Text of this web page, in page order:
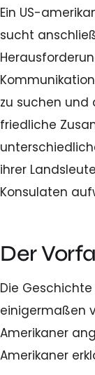
Ein US-
sucht
zu suchen und
friedliche
ihrer
Konsulaten
Der
Die
einigermaßen
Amerikaner
Amerikaner